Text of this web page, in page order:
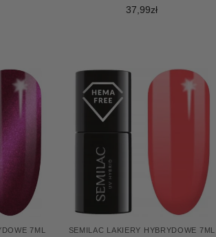
37,99zł
7ML SEMILAC LAKIERY HYBRYDOWE 7ML